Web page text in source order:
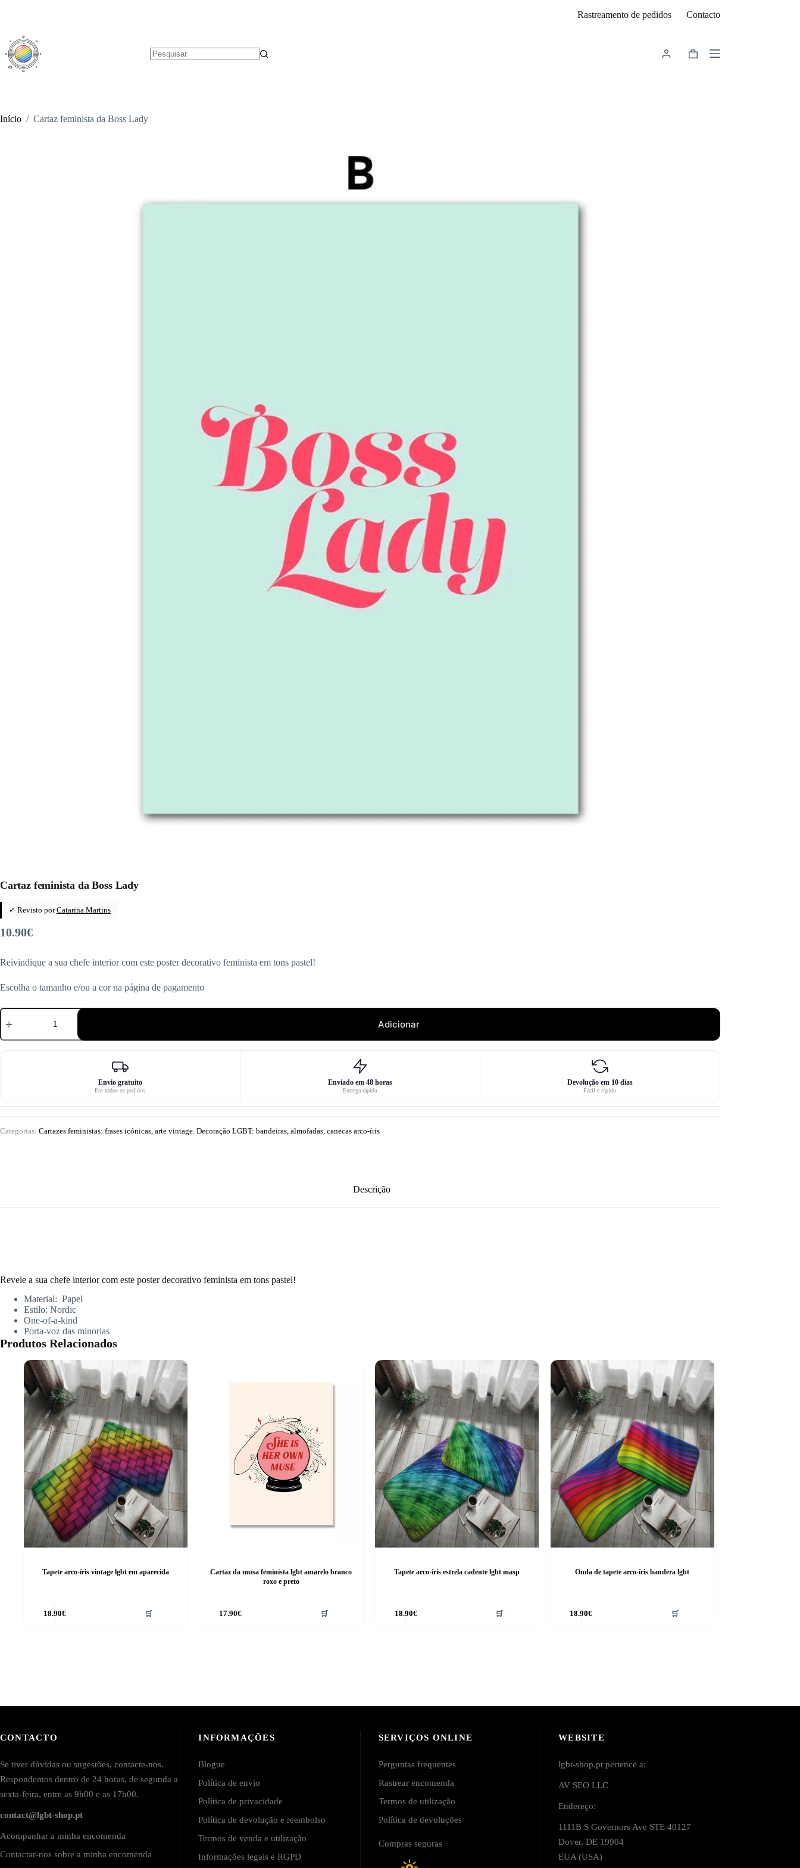
conteúdo
Rastreamento de pedidos Contacto
Carrinho
Início / Cartaz feminista da Boss Lady
Cartaz feminista da Boss Lady
✓ Revisto porCatarina Martins
10.90€
Reivindique a sua chefe interior com este poster decorativo feminista em tons pastel!
Escolha o tamanho e/ou a cor na página de pagamento
Quantidade
de
feminista
Adicionar
Envio gratuito
Em todos os pedidos
Enviado em 48 horas
Entrega rápida
Devolução em 10 dias
Fácil e rápido
Categorias: Cartazes feministas: frases icónicas, arte vintage Decoração LGBT: bandeiras, almofadas, canecas arco-íris
Descrição
Revele a sua chefe interior com este poster decorativo feminista em tons pastel!
Material: Papel
Estilo: Nordic
One-of-a-kind
Porta-voz das minorias
Produtos Relacionados
Tapete arco-íris vintage lgbt em aparecida
18.90€ 🛒
Cartaz da musa feminista lgbt amarelo branco
roxo e preto
17.90€ 🛒
Tapete arco-íris estrela cadente lgbt masp
18.90€ 🛒
Onda de tapete arco-íris bandera lgbt
18.90€ 🛒
CONTACTO
Se tiver dúvidas ou sugestões, contacte-nos.
Respondemos dentro de 24 horas, de segunda a
sexta-feira, entre as 9h00 e as 17h00.
contact@lgbt-shop.pt
Acompanhar a minha encomenda
Contactar-nos sobre a minha encomenda
INFORMAÇÕES
Blogue
Política de envio
Política de privacidade
Política de devolução e reembolso
Termos de venda e utilização
Informações legais e RGPD
SERVIÇOS ONLINE
Perguntas frequentes
Rastrear encomenda
Termos de utilização
Política de devoluções
Compras seguras
WEBSITE
lgbt-shop.pt pertence a:
AV SEO LLC
Endereço:
1111B S Governors Ave STE 40127
Dover, DE 19904
EUA (USA)